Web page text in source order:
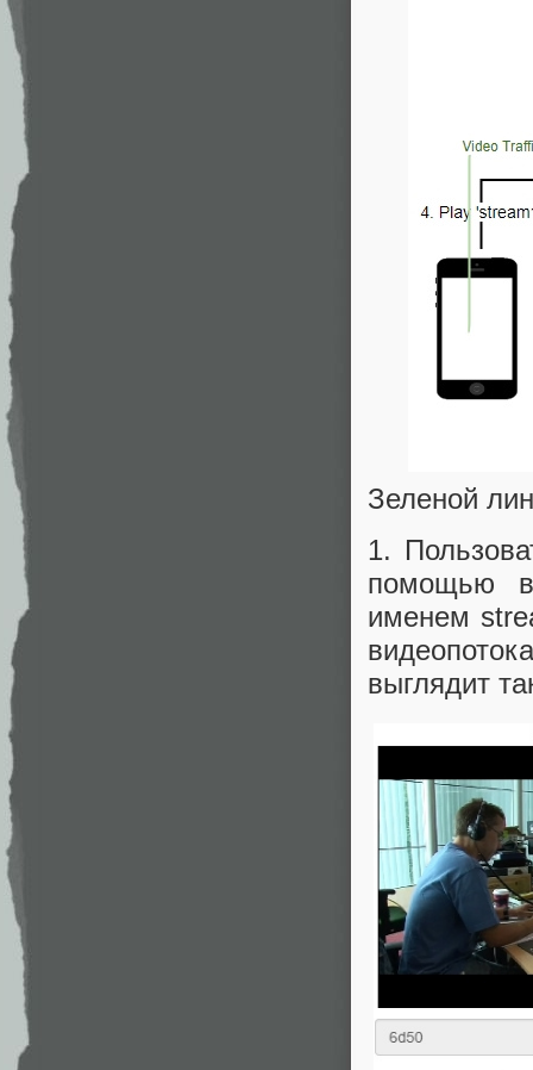
Зеленой
1.
помощью
именем
выглядит